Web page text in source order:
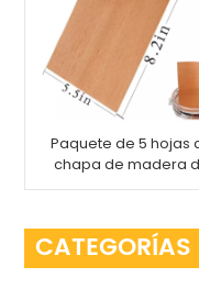
Paquete de 5 hojas
chapa de madera
cedro español
CATEGORÍAS